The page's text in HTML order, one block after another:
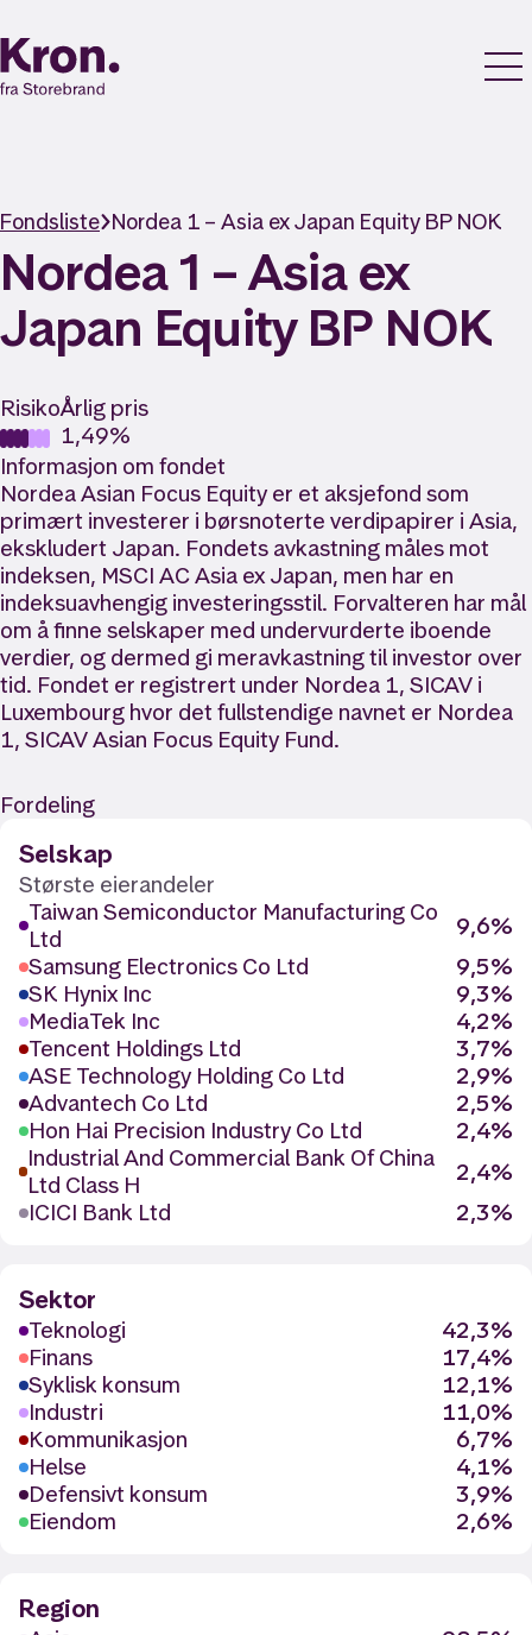
Fondsliste Nordea 1 – Asia ex Japan Equity BP NOK
Nordea 1 – Asia ex
Japan Equity BP NOK
RisikoÅrlig pris
1,49%
Informasjon om fondet
Nordea Asian Focus Equity er et aksjefond som
primært investerer i børsnoterte verdipapirer i Asia,
ekskludert Japan. Fondets avkastning måles mot
indeksen, MSCI AC Asia ex Japan, men har en
indeksuavhengig investeringsstil. Forvalteren har mål
om å finne selskaper med undervurderte iboende
verdier, og dermed gi meravkastning til investor over
tid. Fondet er registrert under Nordea 1, SICAV i
Luxembourg hvor det fullstendige navnet er Nordea
1, SICAV Asian Focus Equity Fund.
Fordeling
Selskap
Største eierandeler
Taiwan Semiconductor Manufacturing Co
Ltd
9,6%
Samsung Electronics Co Ltd
9,5%
SK Hynix Inc
9,3%
MediaTek Inc
4,2%
Tencent Holdings Ltd
3,7%
ASE Technology Holding Co Ltd
2,9%
Advantech Co Ltd
2,5%
Hon Hai Precision Industry Co Ltd
2,4%
Industrial And Commercial Bank Of China
Ltd Class H
2,4%
ICICI Bank Ltd
2,3%
Sektor
Teknologi
42,3%
Finans
17,4%
Syklisk konsum
12,1%
Industri
11,0%
Kommunikasjon
6,7%
Helse
4,1%
Defensivt konsum
3,9%
Eiendom
2,6%
Region